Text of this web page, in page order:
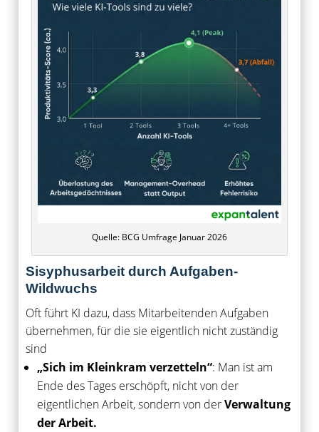
Quelle: BCG Umfrage Januar 2026
Sisyphusarbeit durch Aufgaben-
Wildwuchs
Oft führt KI dazu, dass Mitarbeitenden Aufgaben
übernehmen, für die sie eigentlich nicht zuständig
sind
„Sich im Kleinkram verzetteln“: Man ist am
Ende des Tages erschöpft, nicht von der
eigentlichen Arbeit, sondern von derVerwaltung
der Arbeit.